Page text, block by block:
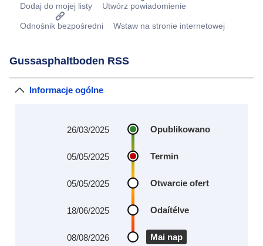
Dodaj do mojej listy Utwórz powiadomienie
Odnośnik bezpośredni Wstaw na stronie internetowej
Gussasphaltboden RSS
Informacje ogólne
Opublikowano
26/03/2025
Termin
05/05/2025
Otwarcie ofert
05/05/2025
Odaítélve
18/06/2025
Mai nap
08/08/2026